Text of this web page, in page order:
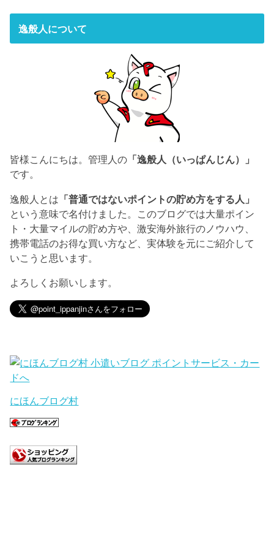
逸般人について
皆様こんにちは。管理人の 「逸般人（いっぱんじん）」
です。
逸般人とは 「普通ではないポイントの貯め方をする人」
という意味で名付けました。このブログでは大量ポイン
ト・大量マイルの貯め方や、激安海外旅行のノウハウ、
携帯電話のお得な買い方など、実体験を元にご紹介して
いこうと思います。
よろしくお願いします。
にほんブログ村